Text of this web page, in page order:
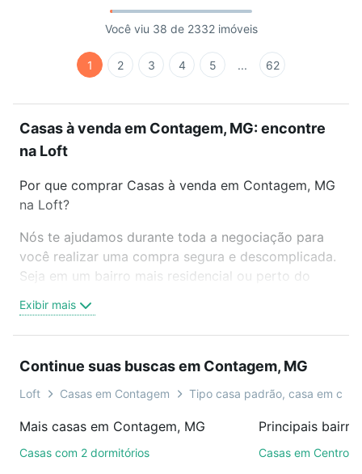
Você viu 38 de 2332 imóveis
1 2 3 4 5 ... 62
Casas à venda em Contagem, MG: encontre
na Loft
Por que comprar Casas à venda em Contagem, MG
na Loft?
Nós te ajudamos durante toda a negociação para
você realizar uma compra segura e descomplicada.
Seja em um bairro mais residencial ou perto do
oferta ideal de Casas à venda em Contagem, MG
para conquistar seu sonho. Agende uma visita
compromisso e você ainda conta com mais de 46
mil corretores e imobiliárias te ajudando na compra,
Como escolher um imóvel?
Exibir mais
Continue suas buscas em Contagem, MG
Loft Casas em Contagem Tipo casa padrão, casa em
Mais casas em Contagem, MG
Casas com 2 dormitórios
Casas em Centro